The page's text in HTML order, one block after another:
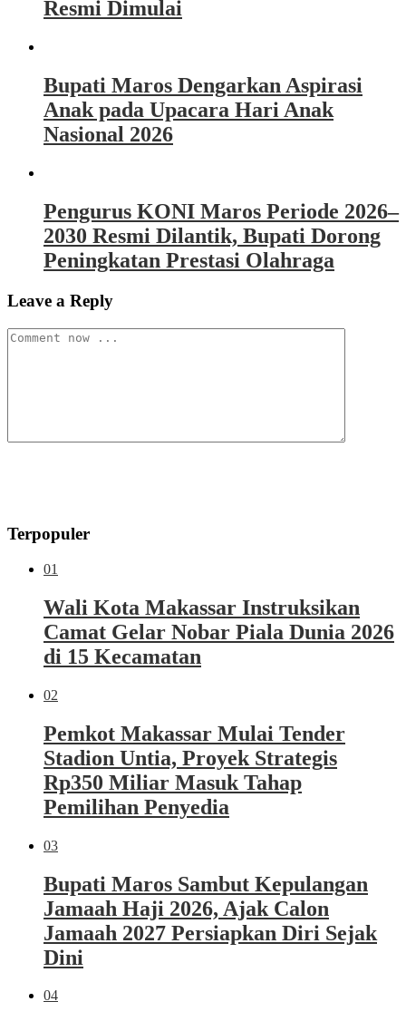
Resmi Dimulai
Bupati Maros Dengarkan Aspirasi
Anak pada Upacara Hari Anak
Nasional 2026
Pengurus KONI Maros Periode 2026–
2030 Resmi Dilantik, Bupati Dorong
Peningkatan Prestasi Olahraga
Leave a Reply
Terpopuler
01
Wali Kota Makassar Instruksikan
Camat Gelar Nobar Piala Dunia 2026
di 15 Kecamatan
02
Pemkot Makassar Mulai Tender
Stadion Untia, Proyek Strategis
Rp350 Miliar Masuk Tahap
Pemilihan Penyedia
03
Bupati Maros Sambut Kepulangan
Jamaah Haji 2026, Ajak Calon
Jamaah 2027 Persiapkan Diri Sejak
Dini
04